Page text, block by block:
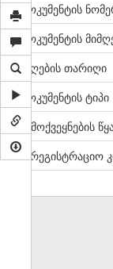
დოკუმენტის
დოკუმენტის
მიღების თარიღი
დოკუმენტის ტიპი
გამოქვეყნების
სარეგისტრაციო